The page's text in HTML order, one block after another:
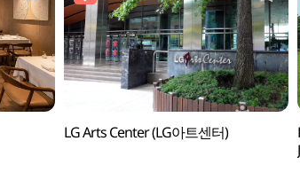
LG Arts Center (LG아트센터)